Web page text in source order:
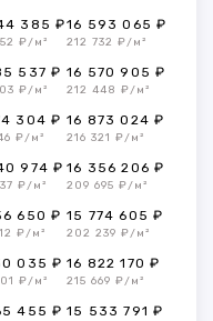
385 ₽
₽/м²
16 593 065 ₽
212 732 ₽/м²
537 ₽
₽/м²
16 570 905 ₽
212 448 ₽/м²
304 ₽
₽/м²
16 873 024 ₽
216 321 ₽/м²
974 ₽
₽/м²
16 356 206 ₽
209 695 ₽/м²
650 ₽
₽/м²
15 774 605 ₽
202 239 ₽/м²
035 ₽
₽/м²
16 822 170 ₽
215 669 ₽/м²
455 ₽ 15 533 791 ₽